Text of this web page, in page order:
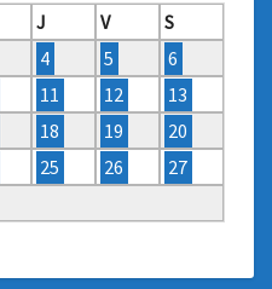
J V
S
4 5
6
11 12
13
18 19
20
25 26
27